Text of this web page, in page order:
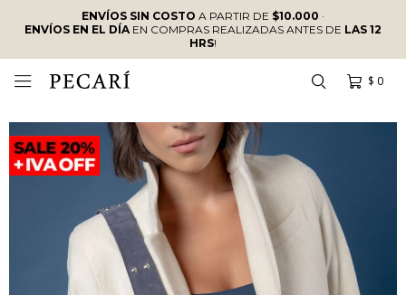
ENVÍOS SIN COSTO A PARTIR DE $10.000 ·
ENVÍOS EN EL DÍAEN COMPRAS REALIZADAS ANTES DE LAS 12
HRS!
$ 0
